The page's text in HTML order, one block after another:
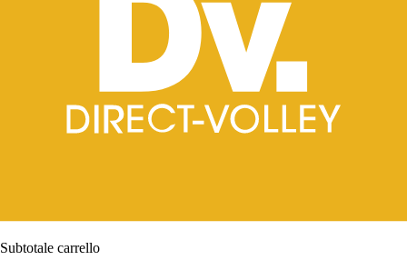
Subtotale carrello